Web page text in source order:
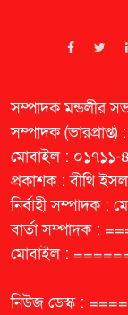
সম্পাদক মন্ডলীর
সম্পাদক
মোবাইল :
প্রকাশক : বীথি
নির্বাহী সম্পাদক
বার্তা সম্পাদক :
মোবাইল :
নিউজ ডেস্ক :